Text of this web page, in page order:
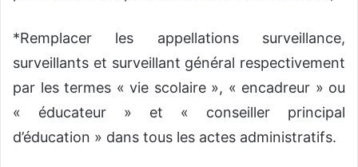
*Remplacer les appellations surveillance,
surveillants et surveillant général respectivement
par les termes « vie scolaire », « encadreur » ou
« éducateur » et « conseiller principal
d’éducation » dans tous les actes administratifs.